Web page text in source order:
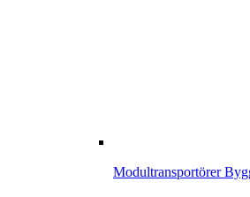
Modultransportörer